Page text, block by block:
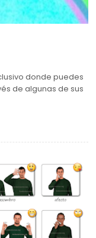
donde puedes
de algunas de sus